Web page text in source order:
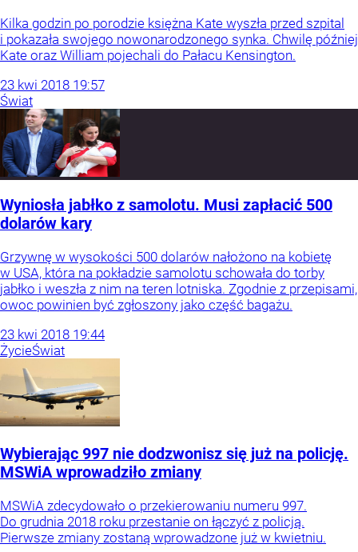
Kilka godzin po porodzie księżna Kate wyszła przed szpital
i pokazała swojego nowonarodzonego synka. Chwilę później
Kate oraz William pojechali do Pałacu Kensington.
23 kwi 2018 19:57
Świat
Wyniosła jabłko z samolotu. Musi zapłacić 500
dolarów kary
Grzywnę w wysokości 500 dolarów nałożono na kobietę
w USA, która na pokładzie samolotu schowała do torby
jabłko i weszła z nim na teren lotniska. Zgodnie z przepisami,
owoc powinien być zgłoszony jako część bagażu.
23 kwi 2018 19:44
ŻycieŚwiat
Wybierając 997 nie dodzwonisz się już na policję.
MSWiA wprowadziło zmiany
MSWiA zdecydowało o przekierowaniu numeru 997.
Do grudnia 2018 roku przestanie on łączyć z policją.
Pierwsze zmiany zostaną wprowadzone już w kwietniu.